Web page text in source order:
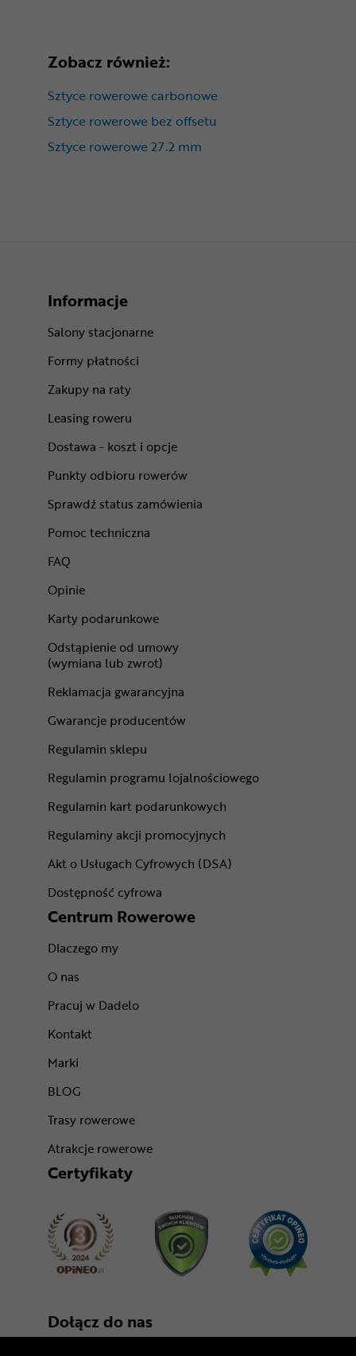
Zobacz również:
Sztyce rowerowe carbonowe
Sztyce rowerowe bez offsetu
Sztyce rowerowe 27.2 mm
Informacje
Salony stacjonarne
Formy płatności
Zakupy na raty
Leasing roweru
Dostawa - koszt i opcje
Punkty odbioru rowerów
Sprawdź status zamówienia
Pomoc techniczna
FAQ
Opinie
Karty podarunkowe
Odstąpienie od umowy
(wymiana lub zwrot)
Reklamacja gwarancyjna
Gwarancje producentów
Regulamin sklepu
Regulamin programu lojalnościowego
Regulamin kart podarunkowych
Regulaminy akcji promocyjnych
Akt o Usługach Cyfrowych (DSA)
Dostępność cyfrowa
Centrum Rowerowe
Dlaczego my
O nas
Pracuj w Dadelo
Kontakt
Marki
BLOG
Trasy rowerowe
Atrakcje rowerowe
Certyfikaty
Dołącz do nas